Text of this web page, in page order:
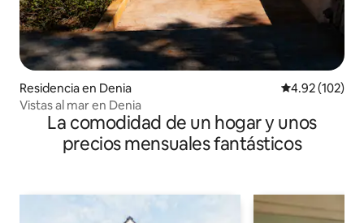
Residencia en Denia Calificación
4.92 (102)
Vistas al mar en Denia
La comodidad de un hogar y unos
precios mensuales fantásticos